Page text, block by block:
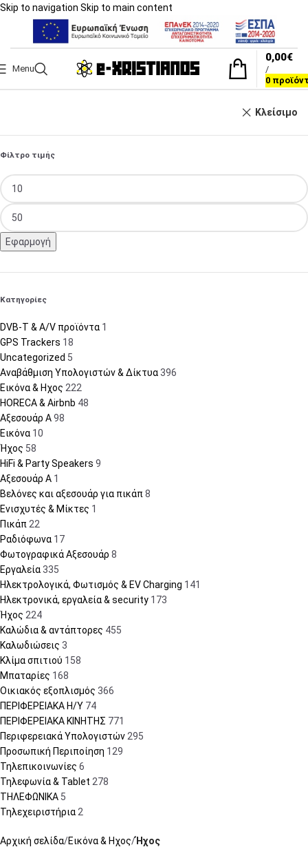
Skip to navigation Skip to main content
Menu
0
/
0,00€
Κλείσιμο
Φίλτρο τιμής
Εφαρμογή
Κατηγορίες
DVB-T & A/V προϊόντα 1
GPS Trackers 18
Uncategorized 5
Αναβάθμιση Υπολογιστών & Δίκτυα 396
Εικόνα & Ηχος 222
HORECA & Airbnb 48
Αξεσουάρ A98
Εικόνα 10
Ήχος 58
HiFi & Party Speakers 9
Αξεσουάρ A 1
Βελόνες και αξεσουάρ για πικάπ 8
Ενισχυτές & Μίκτες 1
Πικάπ 22
Ραδιόφωνα 17
Φωτογραφικά Αξεσουάρ 8
Εργαλεία 335
Ηλεκτρολογικά, Φωτισμός & EV Charging 141
Ηλεκτρονικά, εργαλεία & security 173
Ήχος 224
Καλώδια & αντάπτορες 455
Καλωδιώσεις 3
Κλίμα σπιτιού 158
Μπαταρίες 168
Οικιακός εξοπλισμός 366
ΠΕΡΙΦΕΡΕΙΑΚΑ Η/Υ 74
ΠΕΡΙΦΕΡΕΙΑΚΑ ΚΙΝΗΤΗΣ 771
Περιφερειακά Υπολογιστών 295
Προσωπική Περιποίηση 129
Τηλεπικοινωνίες 6
Τηλεφωνία & Tablet 278
ΤΗΛΕΦΩΝΙΚΑ 5
Τηλεχειριστήρια 2
Αρχική σελίδα Εικόνα & Ηχος Ήχος